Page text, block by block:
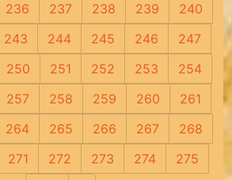
236 237 238 239
240
243 244 245 246
247
250 251 252 253
254
257 258 259 260
261
264 265 266 267
268
271 272 273 274
275